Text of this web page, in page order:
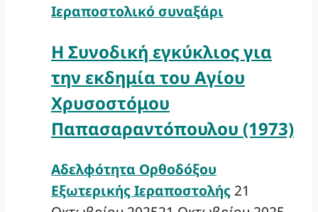
Ιεραποστολικό συναξάρι
Η Συνοδική εγκύκλιος για
την εκδημία του Αγίου
Χρυσοστόμου
Παπασαραντόπουλου (1973)
Αδελφότητα Ορθοδόξου
Εξωτερικής Ιεραποστολής 21